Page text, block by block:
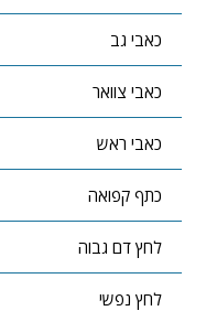
כאבי גב
כאבי צוואר
כאבי ראש
כתף קפואה
לחץ דם גבוה
לחץ נפשי